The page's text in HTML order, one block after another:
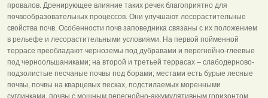
провалов. Дренирующее влияние таких речек благоприятно для
почвообразовательных процессов. Они улучшают лесорастительные
свойства почв. Особенности почв заповедника связаны с их по­ложением
в рельефе и лесорастительными условия­ми. На первой пойменной
террасе преобладают черноземы под дубравами и перегнойно-глеевые
под черноольшаниками; на второй и третьей террасах – слабодерново-
подзолистые песчаные почвы под борами; местами есть бурые лесные
почвы, почвы на кварцевых песках, подстилаемых моренными
суглинками, почвы с мощным перегнойно-аккумулятивным горизонтом.